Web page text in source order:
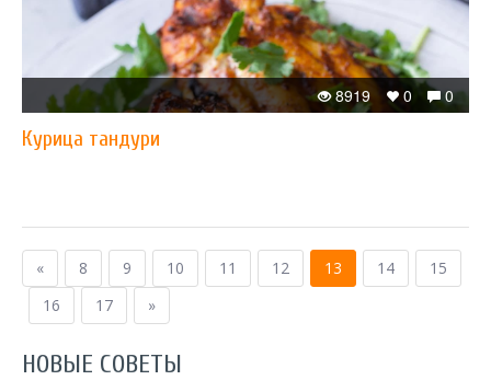
0
0
8919
Курица тандури
« 8 9 10 11 12 13 14
15
16
17 »
НОВЫЕ СОВЕТЫ